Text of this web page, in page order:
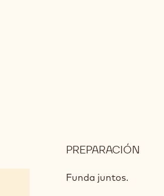
PREPARACIÓN
Funda juntos.